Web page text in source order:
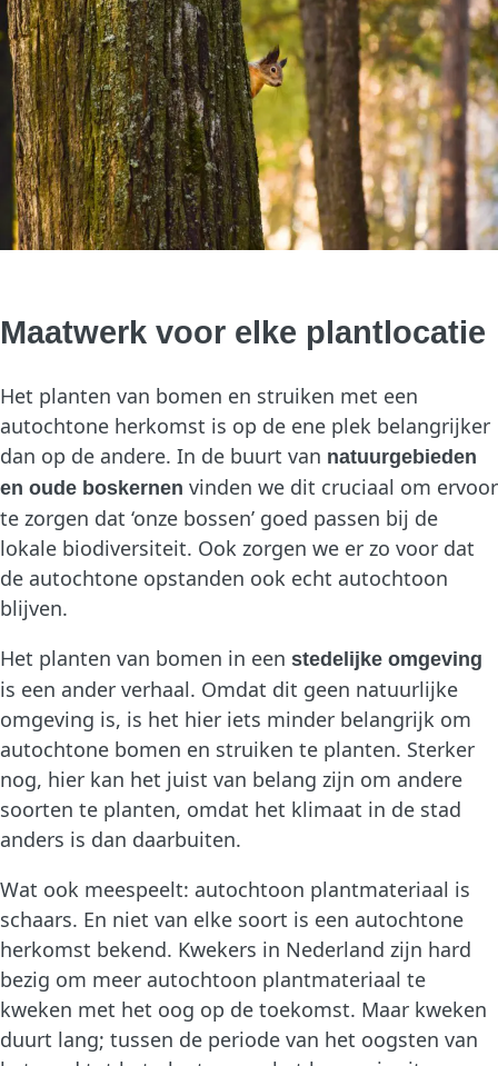
Maatwerk voor elke plantlocatie
Het planten van bomen en struiken met een
autochtone herkomst is op de ene plek belangrijker
dan op de andere. In de buurt van natuurgebieden
en oude boskernen vinden we dit cruciaal om ervoor
te zorgen dat ‘onze bossen’ goed passen bij de
lokale biodiversiteit. Ook zorgen we er zo voor dat
de autochtone opstanden ook echt autochtoon
blijven.
Het planten van bomen in een stedelijke omgeving
is een ander verhaal. Omdat dit geen natuurlijke
omgeving is, is het hier iets minder belangrijk om
autochtone bomen en struiken te planten. Sterker
nog, hier kan het juist van belang zijn om andere
soorten te planten, omdat het klimaat in de stad
anders is dan daarbuiten.
Wat ook meespeelt: autochtoon plantmateriaal is
schaars. En niet van elke soort is een autochtone
herkomst bekend. Kwekers in Nederland zijn hard
bezig om meer autochtoon plantmateriaal te
kweken met het oog op de toekomst. Maar kweken
duurt lang; tussen de periode van het oogsten van